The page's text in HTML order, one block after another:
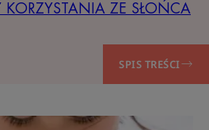
KORZYSTANIA ZE SŁOŃCA
SPIS TREŚCI